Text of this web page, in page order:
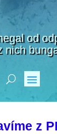
od
nich
z